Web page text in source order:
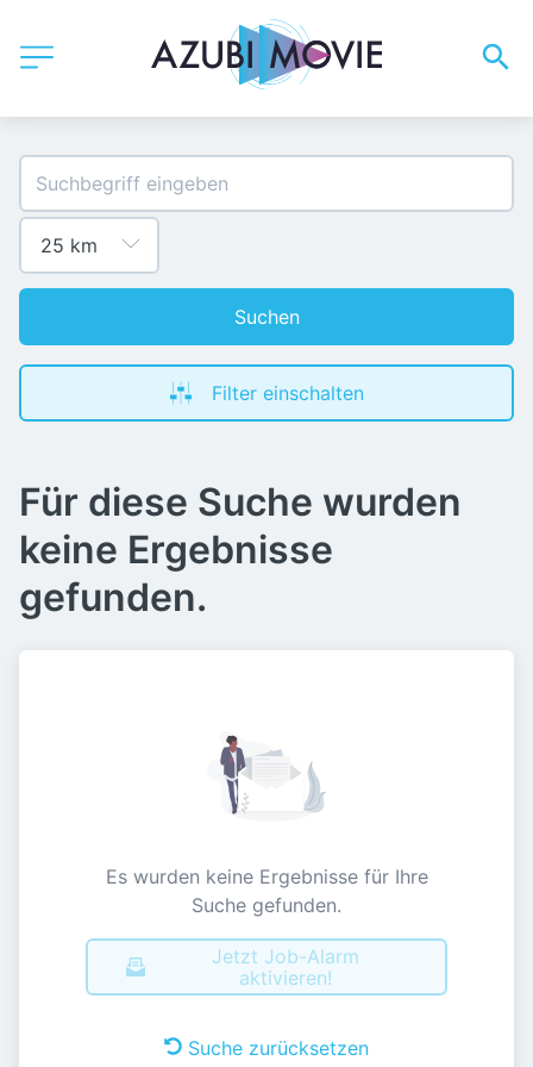
Suchen
Filter einschalten
Für diese Suche wurden
keine Ergebnisse
gefunden.
Es wurden keine Ergebnisse für Ihre
Suche gefunden.
Jetzt Job-Alarm
aktivieren!
Suche zurücksetzen